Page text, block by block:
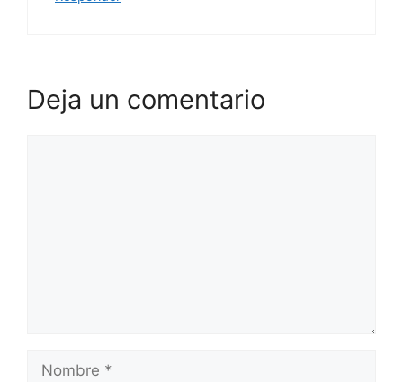
Deja un comentario
Nombre